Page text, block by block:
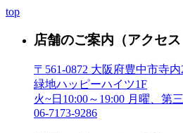
top
店舗のご案内 （アクセ
〒561-0872 大阪府豊中市寺内
緑地ハッピーハイツ1F
火~日10:00～19:00 月曜、第
06-7173-9286